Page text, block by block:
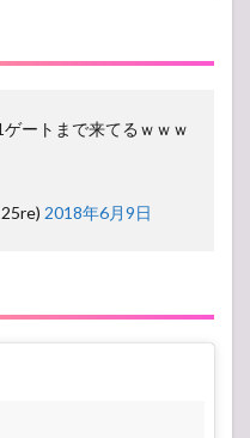
ートまで来てるｗｗｗ
2018年6月9日